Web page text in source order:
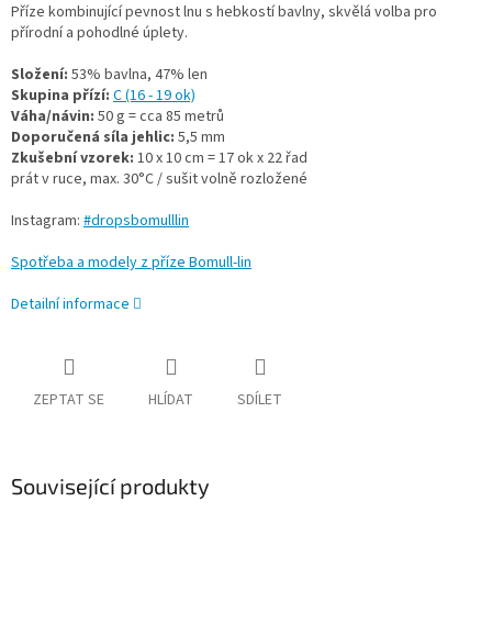
Příze kombinující pevnost lnu s hebkostí bavlny, skvělá volba pro
přírodní a pohodlné úplety.
Složení: 53% bavlna, 47% len
Skupina přízí: C (16 - 19 ok)
Váha/návin: 50 g = cca 85 metrů
Doporučená síla jehlic: 5,5 mm
Zkušební vzorek: 10 x 10 cm = 17 ok x 22 řad
prát v ruce, max. 30°C / sušit volně rozložené
Instagram: #dropsbomulllin
Spotřeba a modely z příze Bomull-lin
Detailní informace
ZEPTAT SE HLÍDAT SDÍLET
Související produkty